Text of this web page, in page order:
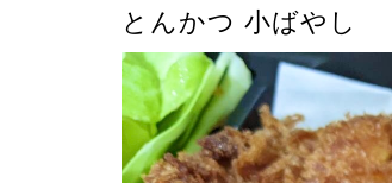
とんかつ 小ばやし